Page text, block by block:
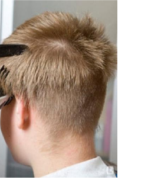
Армейская стрижка